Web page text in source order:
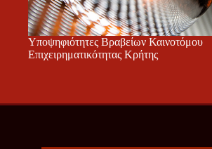
Υποψηφιότητες Βραβείων Καινοτόμου
Επιχειρηματικότητας Κρήτης